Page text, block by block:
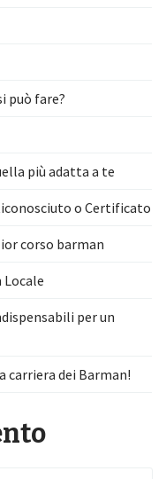
può fare?
più adatta a te
o Certificato
corso barman
Locale
per un
carriera dei Barman!